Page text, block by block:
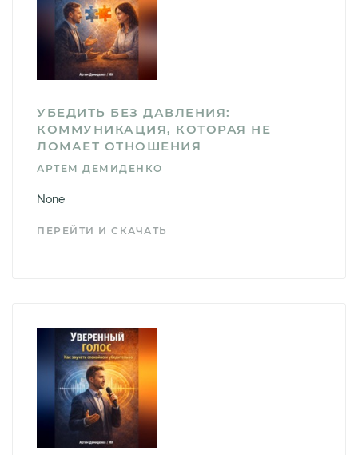
УБЕДИТЬ БЕЗ ДАВЛЕНИЯ:
КОММУНИКАЦИЯ, КОТОРАЯ НЕ
ЛОМАЕТ ОТНОШЕНИЯ
АРТЕМ ДЕМИДЕНКО
None
ПЕРЕЙТИ И СКАЧАТЬ